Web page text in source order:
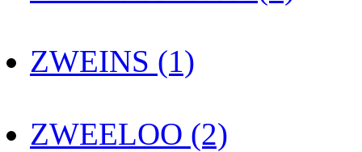
ZWEINS (1)
ZWEELOO (2)